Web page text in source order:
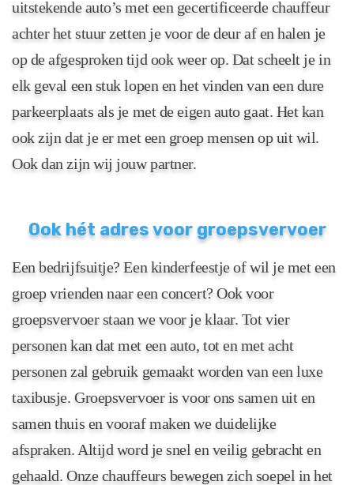
uitstekende auto’s met een gecertificeerde chauffeur
achter het stuur zetten je voor de deur af en halen je
op de afgesproken tijd ook weer op. Dat scheelt je in
elk geval een stuk lopen en het vinden van een dure
parkeerplaats als je met de eigen auto gaat. Het kan
ook zijn dat je er met een groep mensen op uit wil.
Ook dan zijn wij jouw partner.
Ook hét adres voor groepsvervoer
Een bedrijfsuitje? Een kinderfeestje of wil je met een
groep vrienden naar een concert? Ook voor
groepsvervoer staan we voor je klaar. Tot vier
personen kan dat met een auto, tot en met acht
personen zal gebruik gemaakt worden van een luxe
taxibusje. Groepsvervoer is voor ons samen uit en
samen thuis en vooraf maken we duidelijke
afspraken. Altijd word je snel en veilig gebracht en
gehaald. Onze chauffeurs bewegen zich soepel in het